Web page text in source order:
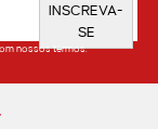
INSCREVA-
SE
nossos termos.